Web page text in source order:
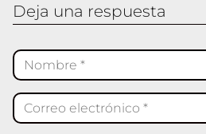
Deja una respuesta